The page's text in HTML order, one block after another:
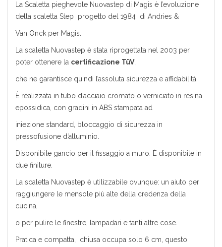
La Scaletta pieghevole Nuovastep di Magis è l’evoluzione
della scaletta Step progetto del 1984 di Andries &
Van Onck per Magis.
La scaletta Nuovastep è stata riprogettata nel 2003 per
poter ottenere la certificazione TüV,
che ne garantisce quindi l’assoluta sicurezza e affidabilità.
È realizzata in tubo d’acciaio cromato o verniciato in resina
epossidica, con gradini in ABS stampata ad
iniezione standard, bloccaggio di sicurezza in
pressofusione d’alluminio.
Disponibile gancio per il fissaggio a muro. È disponibile in
due finiture.
La scaletta Nuovastep è utilizzabile ovunque: un aiuto per
raggiungere le mensole più alte della credenza della
cucina,
o per pulire le finestre, lampadari e tanti altre cose.
Pratica e compatta, chiusa occupa solo 6 cm, questo